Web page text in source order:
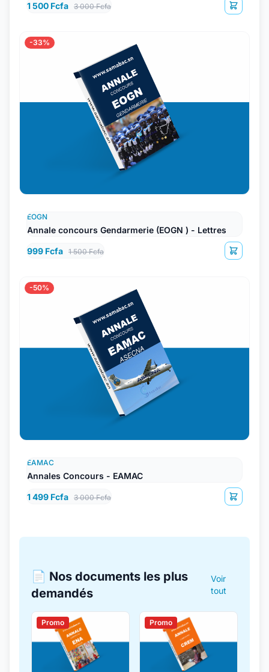
1 500 Fcfa 3 000 Fcfa
-33%
EOGN
Annale concours Gendarmerie (EOGN ) - Lettres
999 Fcfa 1 500 Fcfa
-50%
EAMAC
Annales Concours - EAMAC
1 499 Fcfa 3 000 Fcfa
📄 Nos documents les plus
demandés
Voir
tout
Promo Promo